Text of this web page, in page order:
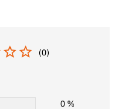
(0)
0 %